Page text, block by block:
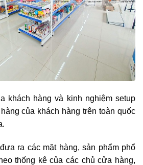
khách hàng và kinh nghiệm setup
của khách hàng trên toàn quốc
ra các mặt hàng, sản phẩm phổ
thống kê của các chủ cửa hàng,